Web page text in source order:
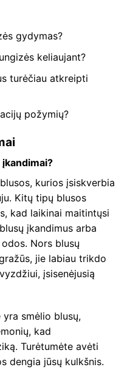
gydymas?
keliaujant?
turėčiau atkreipti
požymių?
kurios įsiskverbia
Kitų tipų blusos
kad laikinai maitintųsi
įkandimus arba
Nors blusų
jie labiau trikdo
įsisenėjusią
smėlio blusų,
kad
Turėtumėte avėti
dengia jūsų kulkšnis.